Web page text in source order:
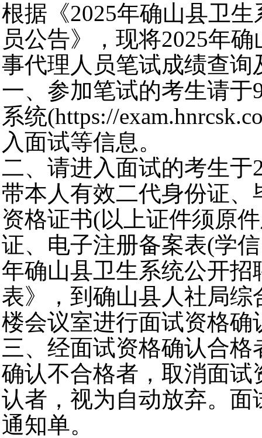
根据《2025年确山县卫
员公告》，现将2025年
事代理人员笔试成绩查
一、参加笔试的考生请于
系统(https://
入面试等信息。
二、请进入面试的考生于
带本人有效二代身份证
资格证书(以上证件须原
证、电子注册备案表(学
年确山县卫生系统公开
表》，到确山县人社局
楼会议室进行面试资格确
三、经面试资格确认合
确认不合格者，取消面
认者，视为自动放弃。
通知单。